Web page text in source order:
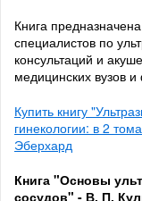
Книга
специалистов по
консультаций и
медицинских вузов и
Купить книгу
гинекологии: в 2
Эберхард
Книга "Основы
сосудов" - В. П.